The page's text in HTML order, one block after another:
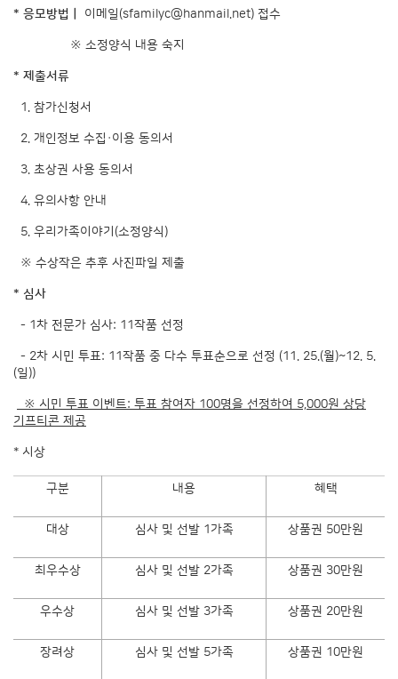
* 응모방법｜ 이메일(sfamilyc@hanmail.net) 접수
※ 소정양식 내용 숙지
* 제출서류
1. 참가신청서
2. 개인정보 수집·이용 동의서
3. 초상권 사용 동의서
4. 유의사항 안내
5. 우리가족이야기(소정양식)
※ 수상작은 추후 사진파일 제출
* 심사
- 1차 전문가 심사: 11작품 선정
- 2차 시민 투표: 11작품 중 다수 투표순으로 선정 (11. 25.(월)~12. 5.
(일))
※ 시민 투표 이벤트: 투표 참여자 100명을 선정하여 5,000원 상당
기프티콘 제공
* 시상
구분 내용 혜택
대상 심사 및 선발 1가족 상품권 50만원
최우수상 심사 및 선발 2가족 상품권 30만원
우수상 심사 및 선발 3가족 상품권 20만원
장려상 심사 및 선발 5가족 상품권 10만원